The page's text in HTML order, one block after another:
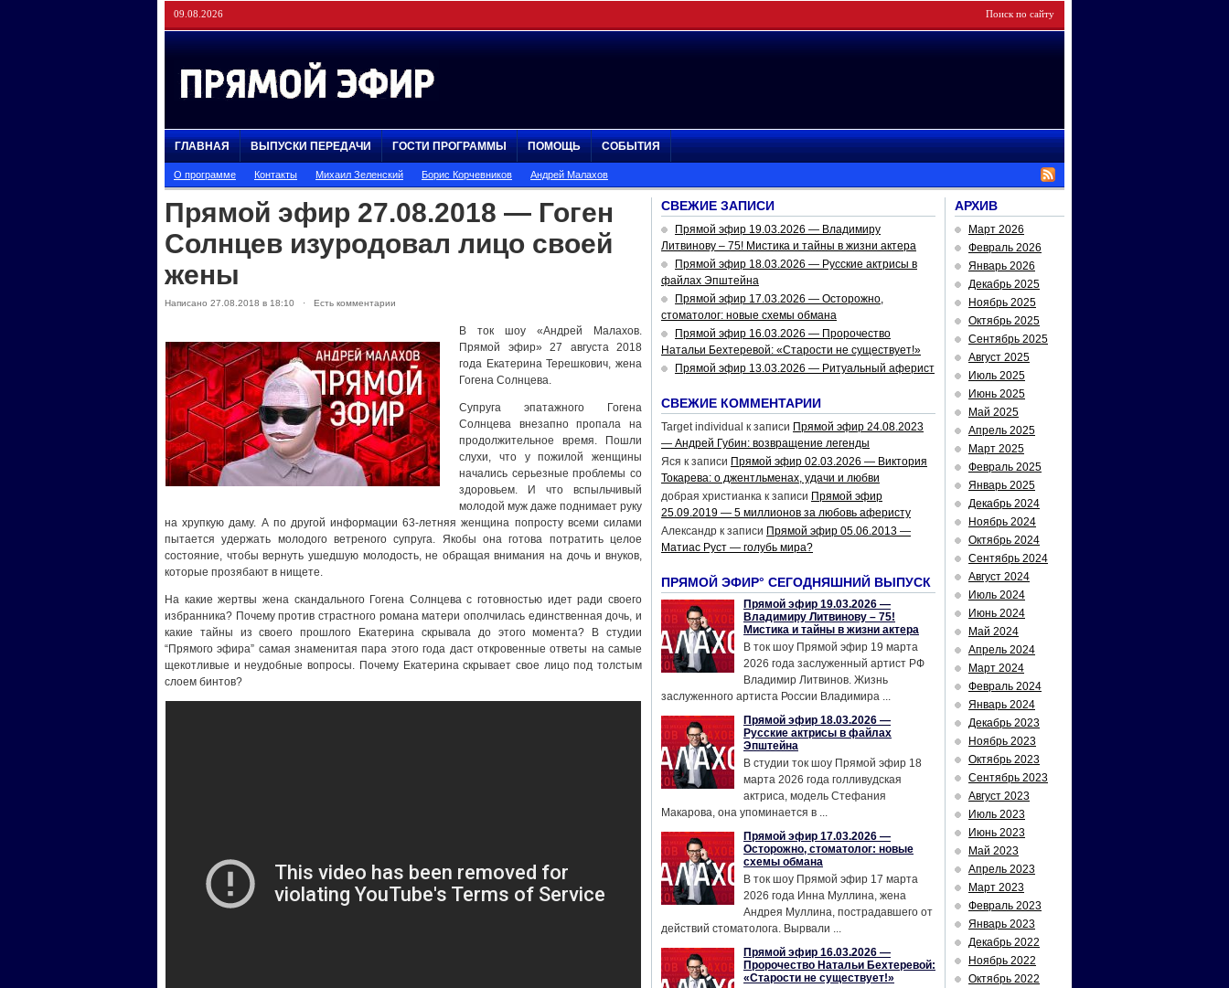
09.08.2026
ГЛАВНАЯ ВЫПУСКИ ПЕРЕДАЧИ ГОСТИ ПРОГРАММЫ ПОМОЩЬ СОБЫТИЯ
О программе Контакты Михаил Зеленский Борис Корчевников Андрей Малахов
Прямой эфир 27.08.2018 — Гоген
Солнцев изуродовал лицо своей
жены
Написано 27.08.2018 в 18:10 · Есть комментарии
В ток шоу «Андрей Малахов.
Прямой эфир» 27 августа 2018
года Екатерина Терешкович, жена
Гогена Солнцева.
Супруга эпатажного Гогена
Солнцева внезапно пропала на
продолжительное время. Пошли
слухи, что у пожилой женщины
начались серьезные проблемы со
здоровьем. И что вспыльчивый
молодой муж даже поднимает руку
на хрупкую даму. А по другой информации 63-летняя женщина попросту всеми силами
пытается удержать молодого ветреного супруга. Якобы она готова потратить целое
состояние, чтобы вернуть ушедшую молодость, не обращая внимания на дочь и внуков,
которые прозябают в нищете.
На какие жертвы жена скандального Гогена Солнцева с готовностью идет ради своего
избранника? Почему против страстного романа матери ополчилась единственная дочь, и
какие тайны из своего прошлого Екатерина скрывала до этого момента? В студии
“Прямого эфира” самая знаменитая пара этого года даст откровенные ответы на самые
щекотливые и неудобные вопросы. Почему Екатерина скрывает свое лицо под толстым
слоем бинтов?
СВЕЖИЕ ЗАПИСИ
Прямой эфир 19.03.2026 — Владимиру
Литвинову – 75! Мистика и тайны в жизни актера
Прямой эфир 18.03.2026 — Русские актрисы в
файлах Эпштейна
Прямой эфир 17.03.2026 — Осторожно,
стоматолог: новые схемы обмана
Прямой эфир 16.03.2026 — Пророчество
Натальи Бехтеревой: «Старости не существует!»
Прямой эфир 13.03.2026 — Ритуальный аферист
СВЕЖИЕ КОММЕНТАРИИ
Target individual к записи Прямой эфир 24.08.2023
— Андрей Губин: возвращение легенды
Яся к записи Прямой эфир 02.03.2026 — Виктория
Токарева: о джентльменах, удачи и любви
добрая христианка к записи Прямой эфир
25.09.2019 — 5 миллионов за любовь аферисту
Александр к записи Прямой эфир 05.06.2013 —
Матиас Руст — голубь мира?
ПРЯМОЙ ЭФИР° СЕГОДНЯШНИЙ ВЫПУСК
Прямой эфир 19.03.2026 —
Владимиру Литвинову – 75!
Мистика и тайны в жизни актера
В ток шоу Прямой эфир 19 марта
2026 года заслуженный артист РФ
Владимир Литвинов. Жизнь
заслуженного артиста России Владимира ...
Прямой эфир 18.03.2026 —
Русские актрисы в файлах
Эпштейна
В студии ток шоу Прямой эфир 18
марта 2026 года голливудская
актриса, модель Стефания
Макарова, она упоминается в ...
Прямой эфир 17.03.2026 —
Осторожно, стоматолог: новые
схемы обмана
В ток шоу Прямой эфир 17 марта
2026 года Инна Муллина, жена
Андрея Муллина, пострадавшего от
действий стоматолога. Вырвали ...
Прямой эфир 16.03.2026 —
Пророчество Натальи Бехтеревой:
«Старости не существует!»
АРХИВ
Март 2026
Февраль 2026
Январь 2026
Декабрь 2025
Ноябрь 2025
Октябрь 2025
Сентябрь 2025
Август 2025
Июль 2025
Июнь 2025
Май 2025
Апрель 2025
Март 2025
Февраль 2025
Январь 2025
Декабрь 2024
Ноябрь 2024
Октябрь 2024
Сентябрь 2024
Август 2024
Июль 2024
Июнь 2024
Май 2024
Апрель 2024
Март 2024
Февраль 2024
Январь 2024
Декабрь 2023
Ноябрь 2023
Октябрь 2023
Сентябрь 2023
Август 2023
Июль 2023
Июнь 2023
Май 2023
Апрель 2023
Март 2023
Февраль 2023
Январь 2023
Декабрь 2022
Ноябрь 2022
Октябрь 2022